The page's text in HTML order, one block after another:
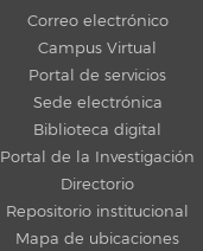
Correo electrónico
Campus Virtual
Portal de servicios
Sede electrónica
Biblioteca digital
Portal de la Investigación
Directorio
Repositorio institucional
Mapa de ubicaciones